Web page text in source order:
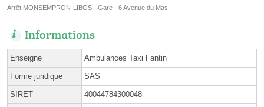
Arrêt MONSEMPRON-LIBOS - Gare - 6 Avenue du Mas
Informations
Enseigne Ambulances Taxi Fantin
Forme juridique SAS
SIRET 40044784300048